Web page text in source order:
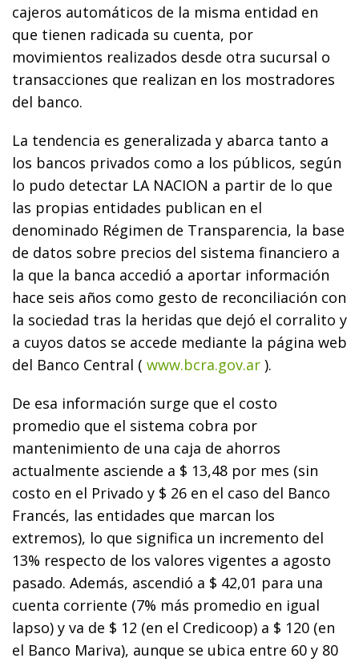
cajeros automáticos de la misma entidad en
que tienen radicada su cuenta, por
movimientos realizados desde otra sucursal o
transacciones que realizan en los mostradores
del banco.
La tendencia es generalizada y abarca tanto a
los bancos privados como a los públicos, según
lo pudo detectar LA NACION a partir de lo que
las propias entidades publican en el
denominado Régimen de Transparencia, la base
de datos sobre precios del sistema financiero a
la que la banca accedió a aportar información
hace seis años como gesto de reconciliación con
la sociedad tras la heridas que dejó el corralito y
a cuyos datos se accede mediante la página web
del Banco Central ( www.bcra.gov.ar ).
De esa información surge que el costo
promedio que el sistema cobra por
mantenimiento de una caja de ahorros
actualmente asciende a $ 13,48 por mes (sin
costo en el Privado y $ 26 en el caso del Banco
Francés, las entidades que marcan los
extremos), lo que significa un incremento del
13% respecto de los valores vigentes a agosto
pasado. Además, ascendió a $ 42,01 para una
cuenta corriente (7% más promedio en igual
lapso) y va de $ 12 (en el Credicoop) a $ 120 (en
el Banco Mariva), aunque se ubica entre 60 y 80